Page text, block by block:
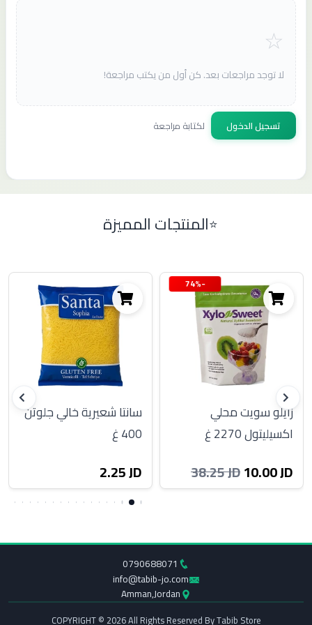
لا توجد مراجعات بعد. كن أول من يكتب مراجعة!
تسجيل الدخول لكتابة مراجعة
المنتجات المميزة
-74%
زايلو سويت محلي
اكسيليتول 2270 غ
38.25 JD10.00 JD
سانتا شعيرية خالي جلوتن
400 غ
2.25 JD
0790688071
info@tabib-jo.com
Amman,Jordan
COPYRIGHT © 2026 All Rights Reserved By Tabib Store